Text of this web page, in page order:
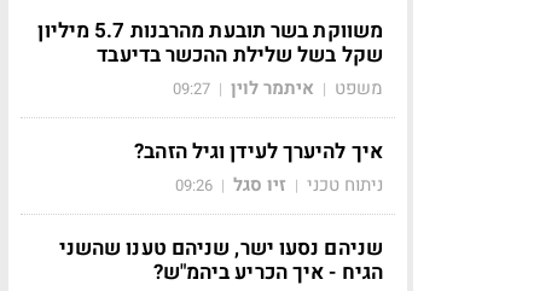
משווקת בשר תובעת מהרבנות 5.7 מיליון
שקל בשל שלילת ההכשר בדיעבד
משפט | איתמר לוין |
09:27
איך להיערך לעידן וגיל הזהב?
ניתוח טכני | זיו סגל |
09:26
שניהם נסעו ישר, שניהם טענו שהשני
הגיח - איך הכריע ביהמ"ש?